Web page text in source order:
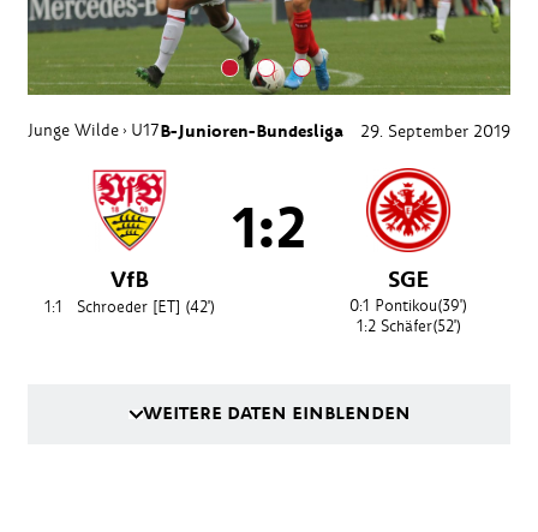
Junge Wilde › U17B-Junioren-Bundesliga 29. September 2019
VfB
1:1 Schroeder [ET] (42')
1:2
SGE
0:1 Pontikou(39')
1:2 Schäfer(52')
WEITERE DATEN EINBLENDEN